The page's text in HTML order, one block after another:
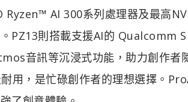
AI 300系列處理器及最高
PZ13則搭載支援AI的 Qualcomm
音訊等沉浸式功能，助力創作者
用，是忙碌創作者的理想選擇。